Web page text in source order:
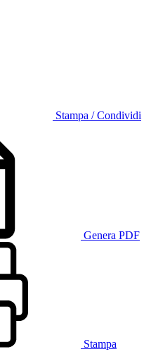
Stampa / Condividi
Genera PDF
Stampa